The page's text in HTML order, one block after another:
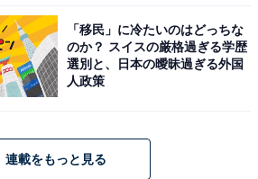
「移民」に冷たいのはどっちな
のか？ スイスの厳格過ぎる学歴
選別と、日本の曖昧過ぎる外国
人政策
連載をもっと見る